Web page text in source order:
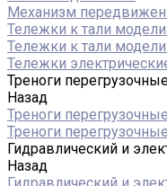
Механизм
Тележки к тали
Тележки к тали
Тележки
Треноги
Назад
Треноги перегрузочные
Треноги
Гидравлический и
Назад